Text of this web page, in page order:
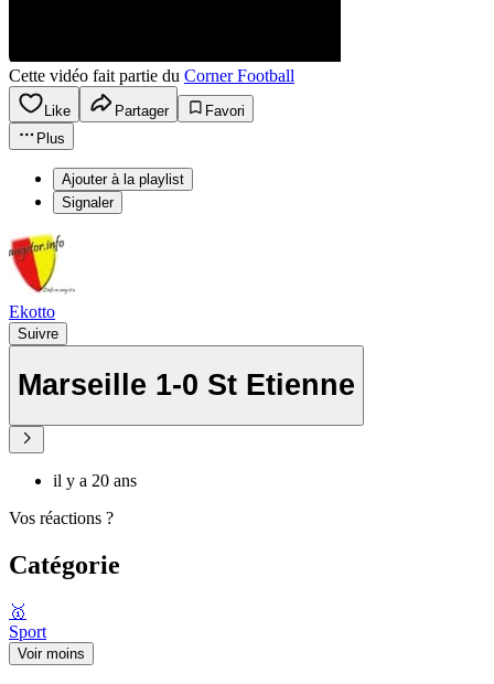
Cette vidéo fait partie du Corner Football
Like Partager
Favori
Plus
Ajouter à la playlist
Signaler
Ekotto
Suivre
Marseille 1-0 St Etienne
il y a 20 ans
Vos réactions ?
Catégorie
🥇
Sport
Voir moins